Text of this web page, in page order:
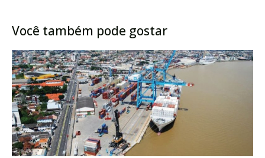
Você também pode gostar